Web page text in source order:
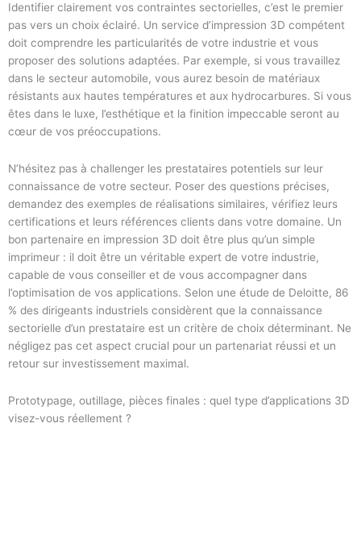
Identifier clairement vos contraintes sectorielles, c’est le premier
pas vers un choix éclairé. Un service d’impression 3D compétent
doit comprendre les particularités de votre industrie et vous
proposer des solutions adaptées. Par exemple, si vous travaillez
dans le secteur automobile, vous aurez besoin de matériaux
résistants aux hautes températures et aux hydrocarbures. Si vous
êtes dans le luxe, l’esthétique et la finition impeccable seront au
cœur de vos préoccupations.
N’hésitez pas à challenger les prestataires potentiels sur leur
connaissance de votre secteur. Poser des questions précises,
demandez des exemples de réalisations similaires, vérifiez leurs
certifications et leurs références clients dans votre domaine. Un
bon partenaire en impression 3D doit être plus qu’un simple
imprimeur : il doit être un véritable expert de votre industrie,
capable de vous conseiller et de vous accompagner dans
l’optimisation de vos applications. Selon une étude de Deloitte, 86
% des dirigeants industriels considèrent que la connaissance
sectorielle d’un prestataire est un critère de choix déterminant. Ne
négligez pas cet aspect crucial pour un partenariat réussi et un
retour sur investissement maximal.
Prototypage, outillage, pièces finales : quel type d’applications 3D
visez-vous réellement ?